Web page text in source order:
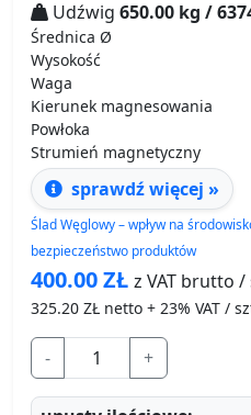
Udźwig 650.00 kg /
Średnica Ø
Wysokość
Waga
Kierunek magnesowania
Powłoka
Strumień magnetyczny
sprawdź więcej »
Ślad Węglowy – wpływ na
bezpieczeństwo produktów
400.00ZŁ z VAT brutto /
325.20 ZŁ netto + 23% VAT /
- +